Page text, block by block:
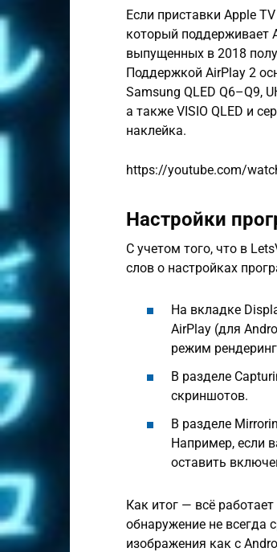
Если приставки Apple
который поддерживает
выпущенных в 2018
Поддержкой AirPlay 2
Samsung QLED Q6–Q9,
а также VISIO QLED и
наклейка.
https://youtube.com/
Настройки
С учетом того, что в
слов о настройках
На вкладке
AirPlay (для
режим
В разделе
скриншотов.
В разделе
Например, если
оставить
Как итог — всё
обнаружение не всегда
изображения как с